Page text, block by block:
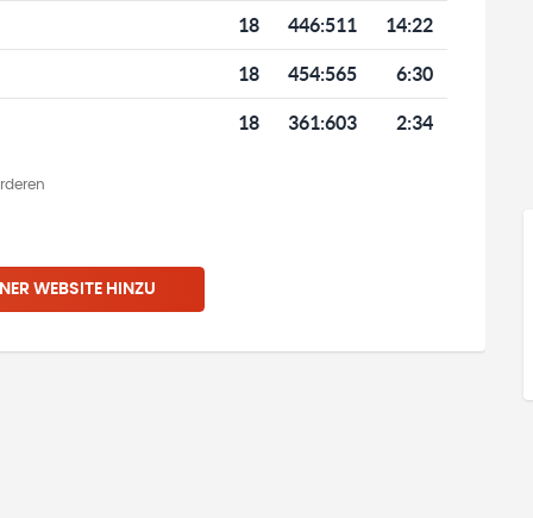
18 446:511 14:22
18 454:565 6:30
18 361:603 2:34
WEBSITE HINZU